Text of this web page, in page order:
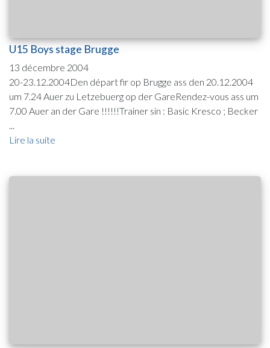
U15 Boys stage Brugge
13 décembre 2004
20-23.12.2004Den départ fir op Brugge ass den 20.12.2004
um 7.24 Auer zu Letzebuerg op der GareRendez-vous ass um
7.00 Auer an der Gare !!!!!!Trainer sin : Basic Kresco ; Becker
...
Lire la suite